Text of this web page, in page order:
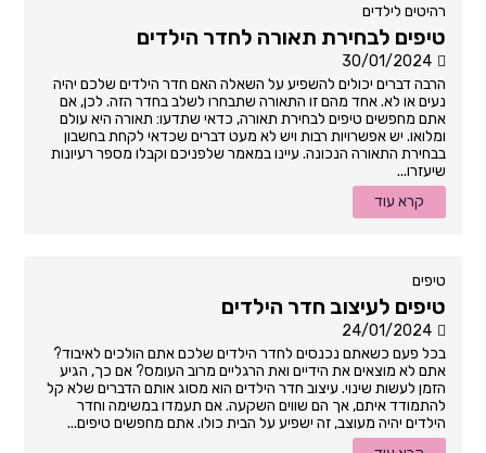
רהיטים לילדים
טיפים לבחירת תאורה לחדר הילדים
30/01/2024
הרבה דברים יכולים להשפיע על השאלה האם חדר הילדים שלכם יהיה
נעים או לא. אחד מהם זו התאורה שתבחרו לשלב בחדר הזה. לכן, אם
אתם מחפשים טיפים לבחירת תאורה, כדאי שתדעו: תאורה היא עולם
ומלואו. יש אפשרויות רבות ויש לא מעט דברים שכדאי לקחת בחשבון
בבחירת התאורה הנכונה. עיינו במאמר שלפניכם וקבלו מספר רעיונות
שיעזרו...
קרא עוד
טיפים
טיפים לעיצוב חדר הילדים
24/01/2024
בכל פעם כשאתם נכנסים לחדר הילדים שלכם אתם הולכים לאיבוד?
אתם לא מוצאים את הידיים ואת הרגליים מרוב העומס? אם כך, הגיע
הזמן לעשות שינוי. עיצוב חדר הילדים הוא מסוג אותם הדברים שלא קל
להתמודד איתם, אך הם שווים השקעה. אם תעמדו במשימה וחדר
הילדים יהיה מעוצב, זה ישפיע על הבית כולו. אתם מחפשים טיפים...